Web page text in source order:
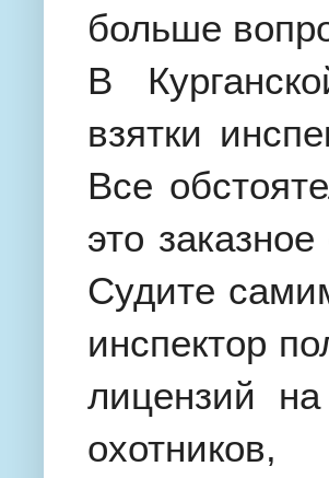
больше
В
взятки
Все
это
Судите
инспектор
лицензий